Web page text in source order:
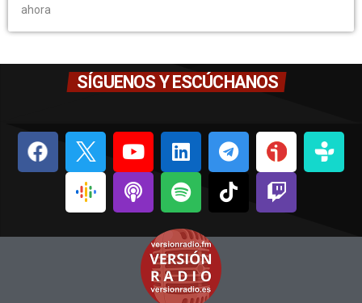
ahora
SÍGUENOS Y ESCÚCHANOS